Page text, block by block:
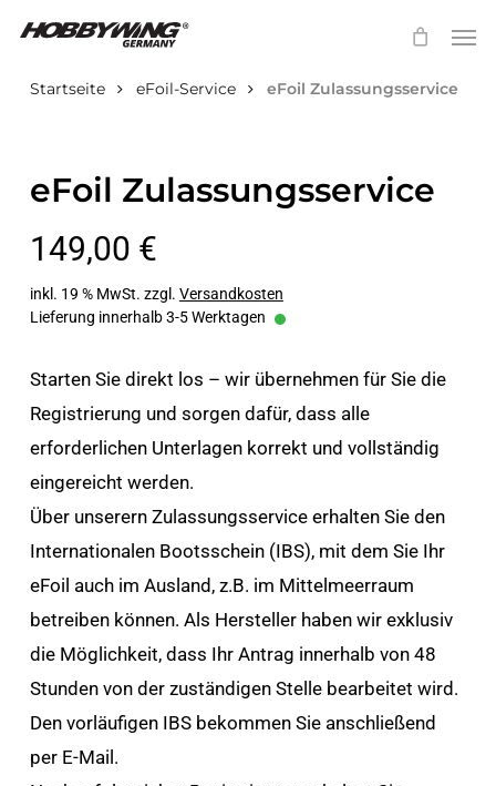
mainStartseite eFoil-Service eFoil Zulassungsservice
eFoil Zulassungsservice
149,00 €
inkl. 19 % MwSt. zzgl. Versandkosten
Lieferung innerhalb 3-5 Werktagen
Starten Sie direkt los – wir übernehmen für Sie die
Registrierung und sorgen dafür, dass alle
erforderlichen Unterlagen korrekt und vollständig
eingereicht werden.
Über unserern Zulassungsservice erhalten Sie den
Internationalen Bootsschein (IBS), mit dem Sie Ihr
eFoil auch im Ausland, z.B. im Mittelmeerraum
betreiben können. Als Hersteller haben wir exklusiv
die Möglichkeit, dass Ihr Antrag innerhalb von 48
Stunden von der zuständigen Stelle bearbeitet wird.
Den vorläufigen IBS bekommen Sie anschließend
per E-Mail.